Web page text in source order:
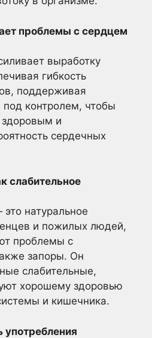
проблемы с сердцем
выработку
гибкость
поддерживая
контролем, чтобы
здоровым и
сердечных
слабительное
натуральное
и пожилых людей,
проблемы с
запоры. Он
слабительные,
хорошему здоровью
и кишечника.
употребления